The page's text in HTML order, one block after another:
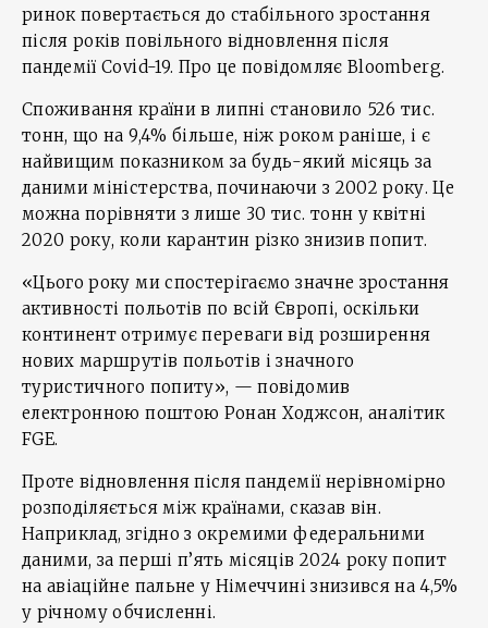
ринок повертається до стабільного зростання
після років повільного відновлення після
пандемії Covid-19. Про це повідомляє Bloomberg.
Споживання країни в липні становило 526 тис.
тонн, що на 9,4% більше, ніж роком раніше, і є
найвищим показником за будь-який місяць за
даними міністерства, починаючи з 2002 року. Це
можна порівняти з лише 30 тис. тонн у квітні
2020 року, коли карантин різко знизив попит.
«Цього року ми спостерігаємо значне зростання
активності польотів по всій Європі, оскільки
континент отримує переваги від розширення
нових маршрутів польотів і значного
туристичного попиту», — повідомив
електронною поштою Ронан Ходжсон, аналітик
FGE.
Проте відновлення після пандемії нерівномірно
розподіляється між країнами, сказав він.
Наприклад, згідно з окремими федеральними
даними, за перші п’ять місяців 2024 року попит
на авіаційне пальне у Німеччині знизився на 4,5%
у річному обчисленні.